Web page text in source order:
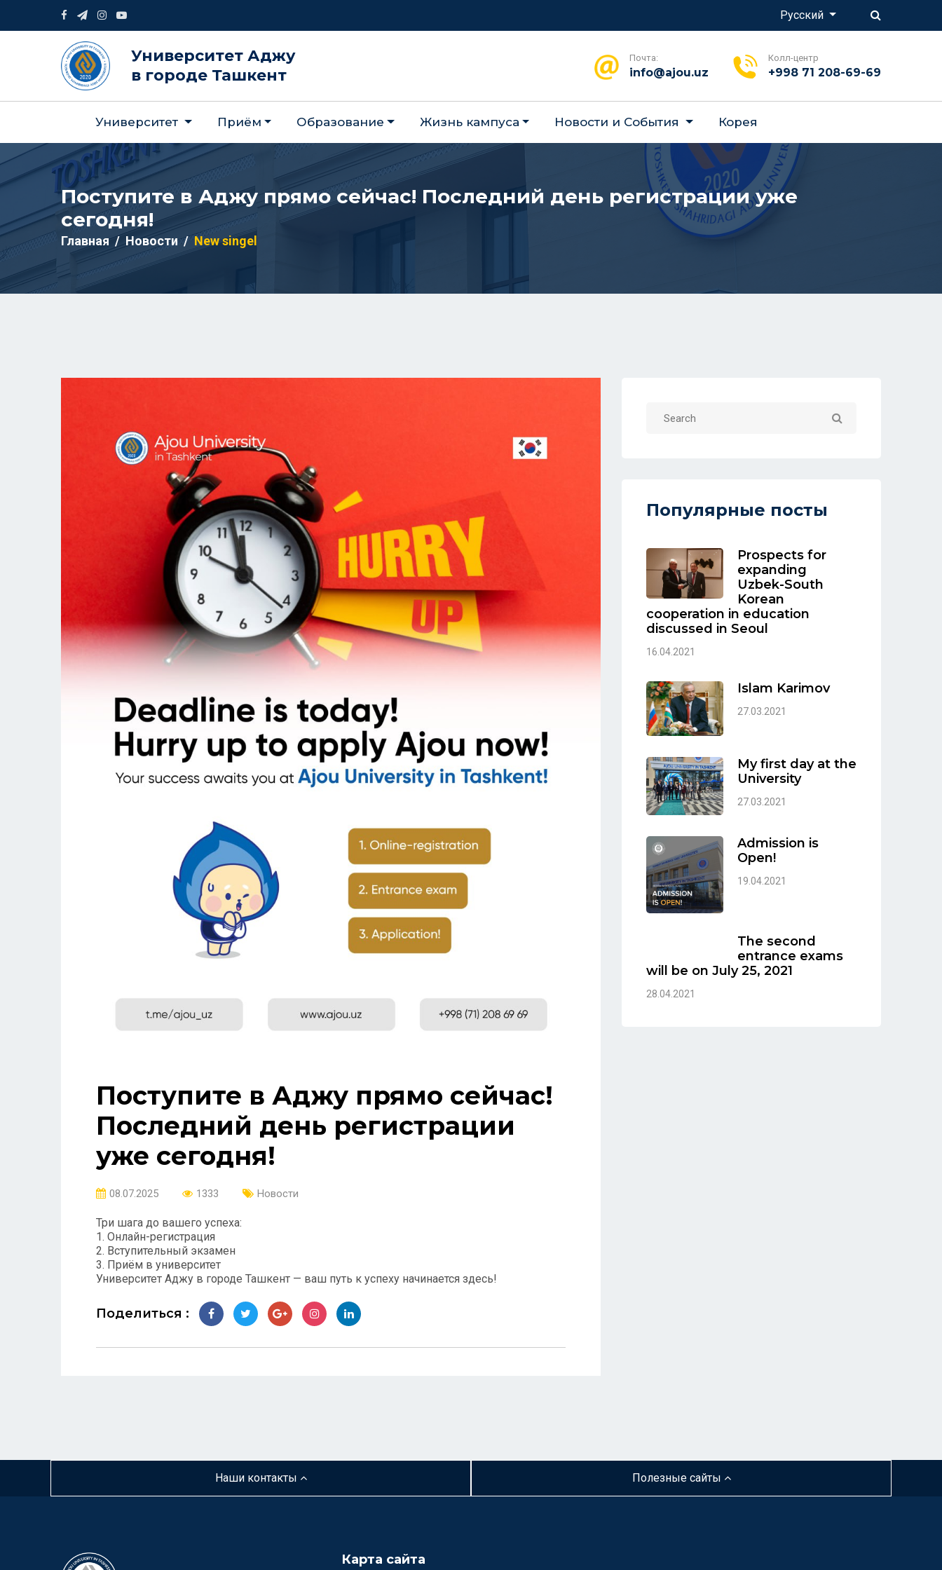
Русский
Университет Аджу
в городе Ташкент
Почта:
info@ajou.uz
Колл-центр
+998 71 208-69-69
Университет Приём Образование Жизнь кампуса Новости и События Корея
Поступите в Аджу прямо сейчас! Последний день регистрации уже
сегодня!
Главная Новости New singel
Поступите в Аджу прямо сейчас!
Последний день регистрации
уже сегодня!
08.07.2025 1333 Новости
Три шага до вашего успеха:
1. Онлайн-регистрация
2. Вступительный экзамен
3. Приём в университет
Университет Аджу в городе Ташкент — ваш путь к успеху начинается здесь!
Поделиться :
Популярные посты
Prospects for
expanding
Uzbek-South
Korean
cooperation in education
discussed in Seoul
16.04.2021
Islam Karimov
27.03.2021
My first day at the
University
27.03.2021
Admission is
Open!
19.04.2021
The second
entrance exams
will be on July 25, 2021
28.04.2021
Наши контакты Полезные сайты
Карта сайта